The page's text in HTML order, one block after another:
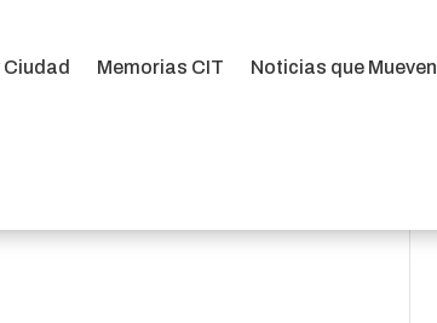
Memorias CIT Noticias que Mueven